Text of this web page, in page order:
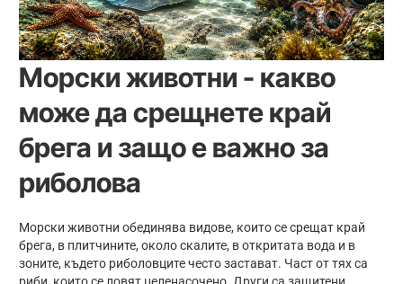
Морски животни - какво
може да срещнете край
брега и защо е важно за
риболова
Морски животни обединява видове, които се срещат край
брега, в плитчините, около скалите, в откритата вода и в
зоните, където риболовците често застават. Част от тях са